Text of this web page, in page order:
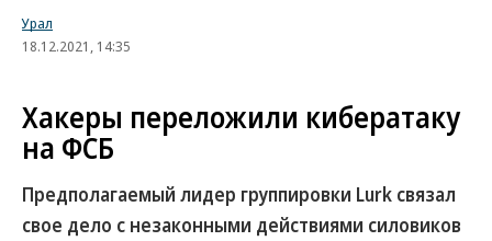
Урал
18.12.2021, 14:35
Хакеры переложили кибератаку
на ФСБ
Предполагаемый лидер группировки Lurk связал
свое дело с незаконными действиями силовиков